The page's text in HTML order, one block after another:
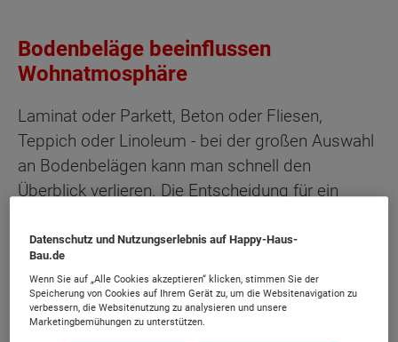
Bodenbeläge beeinflussen
Wohnatmosphäre
Laminat oder Parkett, Beton oder Fliesen,
Teppich oder Linoleum - bei der großen Auswahl
an Bodenbelägen kann man schnell den
Überblick verlieren. Die Entscheidung für ein
treffen, denn zum einen sollte der Boden
langfristig halten und kann, wenn er qualitativ
hochwertig ist, teuer werden. Zum anderen
beeinflusst die Art des Bodens die Wirkung eines
Datenschutz und Nutzungserlebnis auf Happy-Haus-
Bau.de
Wenn Sie auf „Alle Cookies akzeptieren“ klicken, stimmen Sie der
Speicherung von Cookies auf Ihrem Gerät zu, um die Websitenavigation zu
verbessern, die Websitenutzung zu analysieren und unsere
Marketingbemühungen zu unterstützen.